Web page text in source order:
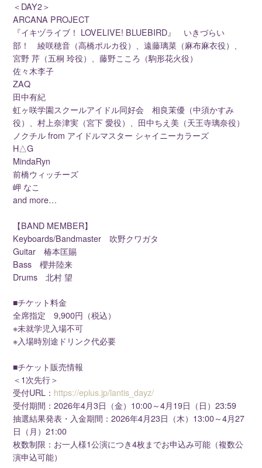
＜DAY2＞
ARCANA PROJECT
『イキヅライブ！ LOVELIVE! BLUEBIRD』 いきづらい
部！ 綾咲穂音（高橋ポルカ役）、遠藤璃菜（麻布麻衣役）、
宮野 芹（五桐 玲役）、藤野こころ（駒形花火役）
佐々木李子
ZAQ
田中有紀
虹ヶ咲学園スクールアイドル同好会 相良茉優（中須かすみ
役）、村上奈津実（宮下 愛役）、田中ちえ美（天王寺璃奈役）
ノクチル from アイドルマスター シャイニーカラーズ
H△G
MindaRyn
前橋ウィッチーズ
岬 なこ
and more…
【BAND MEMBER】
Keyboards/Bandmaster 吹野クワガタ
Guitar 椿本匡賜
Bass 櫻井陸来
Drums 北村 望
■チケット料金
全席指定 9,900円（税込）
※未就学児入場不可
※入場時別途ドリンク代必要
■チケット販売情報
＜1次先行＞
受付URL： https://eplus.jp/lantis_dayz/
受付期間：2026年4月3日（金）10:00～4月19日（日）23:59
抽選結果発表・入金期間：2026年4月23日（木）13:00～4月27
日（月）21:00
枚数制限：お一人様1公演につき4枚までお申込み可能（複数公
演申込可能）